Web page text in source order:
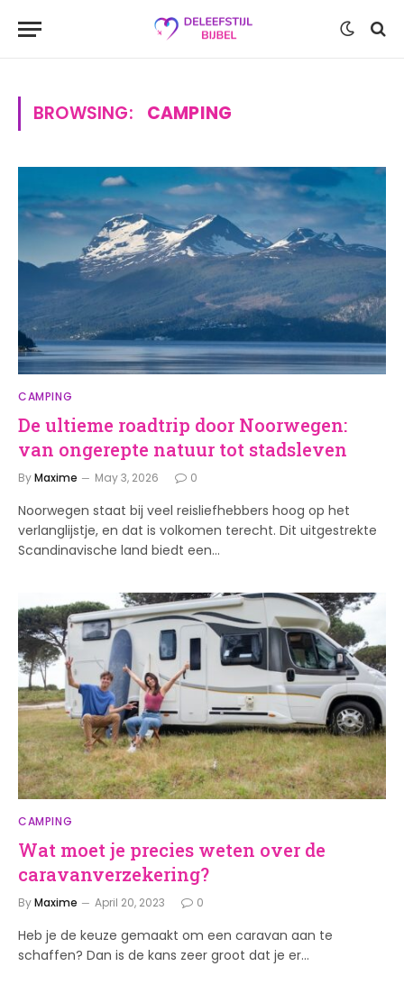
BROWSING: CAMPING
CAMPING
De ultieme roadtrip door Noorwegen:
van ongerepte natuur tot stadsleven
ByMaxime May 3, 2026 0
Noorwegen staat bij veel reisliefhebbers hoog op het
verlanglijstje, en dat is volkomen terecht. Dit uitgestrekte
Scandinavische land biedt een…
CAMPING
Wat moet je precies weten over de
caravanverzekering?
ByMaxime April 20, 2023 0
Heb je de keuze gemaakt om een caravan aan te
schaffen? Dan is de kans zeer groot dat je er…